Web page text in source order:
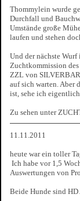
Thommylein wurde
Durchfall und
Umstände große
laufen und stehen
Und der nächste
Zuchtkommission
ZZL von
auf sich warten. Aber
ist, sehe ich
Zu sehen unter
11.11.2011
heute war ein toller
Ich habe vor 1,5
Auswertungen von
Beide Hunde sind